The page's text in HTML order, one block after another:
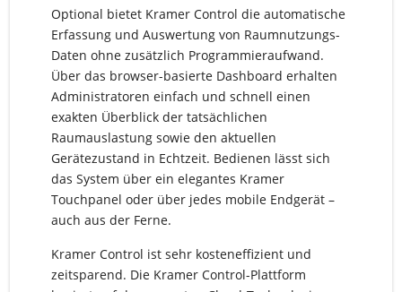
Optional bietet Kramer Control die automatische
Erfassung und Auswertung von Raumnutzungs-
Daten ohne zusätzlich Programmieraufwand.
Über das browser-basierte Dashboard erhalten
Administratoren einfach und schnell einen
exakten Überblick der tatsächlichen
Raumauslastung sowie den aktuellen
Gerätezustand in Echtzeit. Bedienen lässt sich
das System über ein elegantes Kramer
Touchpanel oder über jedes mobile Endgerät –
auch aus der Ferne.
Kramer Control ist sehr kosteneffizient und
zeitsparend. Die Kramer Control-Plattform